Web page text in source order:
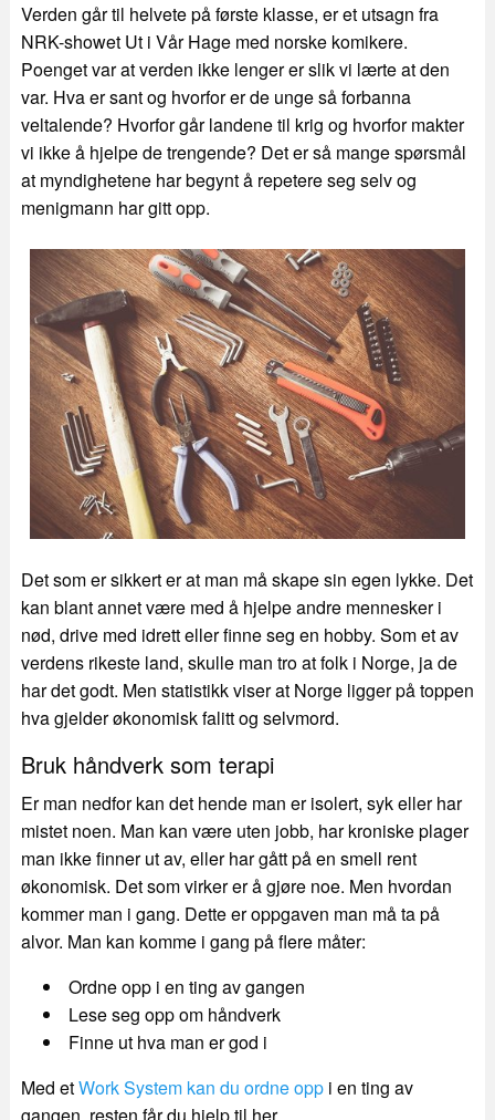
Verden går til helvete på første klasse, er et utsagn fra
NRK-showet Ut i Vår Hage med norske komikere.
Poenget var at verden ikke lenger er slik vi lærte at den
var. Hva er sant og hvorfor er de unge så forbanna
veltalende? Hvorfor går landene til krig og hvorfor makter
vi ikke å hjelpe de trengende? Det er så mange spørsmål
at myndighetene har begynt å repetere seg selv og
menigmann har gitt opp.
Det som er sikkert er at man må skape sin egen lykke. Det
kan blant annet være med å hjelpe andre mennesker i
nød, drive med idrett eller finne seg en hobby. Som et av
verdens rikeste land, skulle man tro at folk i Norge, ja de
har det godt. Men statistikk viser at Norge ligger på toppen
hva gjelder økonomisk falitt og selvmord.
Bruk håndverk som terapi
Er man nedfor kan det hende man er isolert, syk eller har
mistet noen. Man kan være uten jobb, har kroniske plager
man ikke finner ut av, eller har gått på en smell rent
økonomisk. Det som virker er å gjøre noe. Men hvordan
kommer man i gang. Dette er oppgaven man må ta på
alvor. Man kan komme i gang på flere måter:
Ordne opp i en ting av gangen
Lese seg opp om håndverk
Finne ut hva man er god i
Med etWork System kan du ordne oppi en ting av